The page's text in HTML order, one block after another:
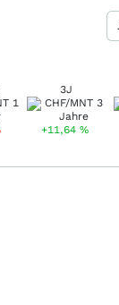
3J
+11,64 %